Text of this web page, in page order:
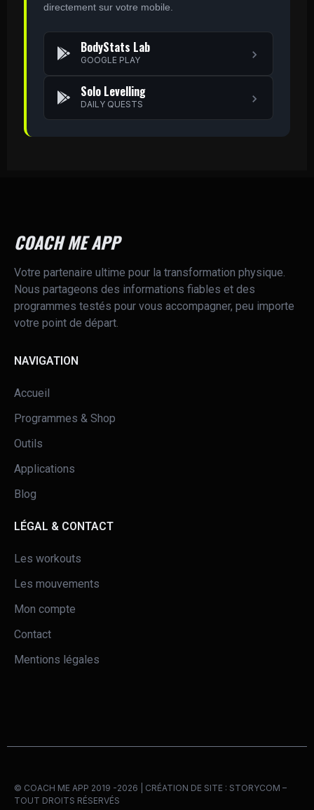
directement sur votre mobile.
BodyStats Lab
GOOGLE PLAY
Solo Levelling
DAILY QUESTS
COACH ME APP
Votre partenaire ultime pour la transformation physique.
Nous partageons des informations fiables et des
programmes testés pour vous accompagner, peu importe
votre point de départ.
NAVIGATION
Accueil
Programmes & Shop
Outils
Applications
Blog
LÉGAL & CONTACT
Les workouts
Les mouvements
Mon compte
Contact
Mentions légales
© COACH ME APP 2019 -2026 | CRÉATION DE SITE : STORYCOM –
TOUT DROITS RÉSERVÉS